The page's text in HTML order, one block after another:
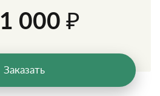
1 000 ₽
Заказать